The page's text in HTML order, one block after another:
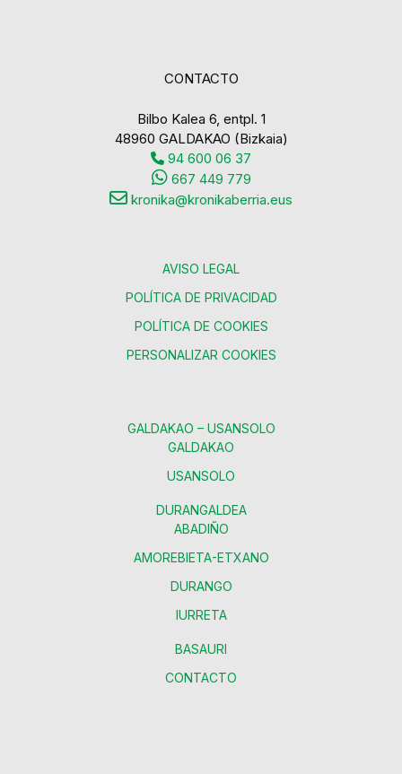
CONTACTO
Bilbo Kalea 6, entpl. 1
48960 GALDAKAO (Bizkaia)
94 600 06 37
667 449 779
kronika@kronikaberria.eus
AVISO LEGAL
POLÍTICA DE PRIVACIDAD
POLÍTICA DE COOKIES
PERSONALIZAR COOKIES
GALDAKAO – USANSOLO
GALDAKAO
USANSOLO
DURANGALDEA
ABADIÑO
AMOREBIETA-ETXANO
DURANGO
IURRETA
BASAURI
CONTACTO